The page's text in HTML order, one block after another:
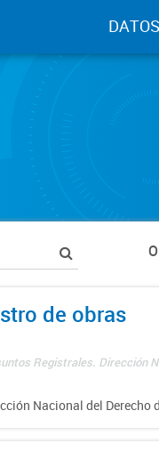
DATOS
de obras
Registrales. Dirección
Nacional del Derecho